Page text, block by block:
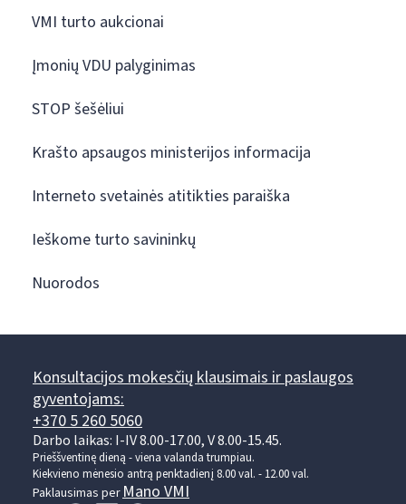
VMI turto aukcionai
Įmonių VDU palyginimas
STOP šešėliui
Krašto apsaugos ministerijos informacija
Interneto svetainės atitikties paraiška
Ieškome turto savininkų
Nuorodos
Konsultacijos mokesčių klausimais ir paslaugos
gyventojams:
+370 5 260 5060
Darbo laikas: I-IV 8.00-17.00, V 8.00-15.45.
Prieššventinę dieną - viena valanda trumpiau.
Kiekvieno mėnesio antrą penktadienį 8.00 val. - 12.00 val.
Paklausimas perMano VMI